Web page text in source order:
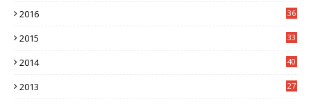
2016
36
2015
33
2014
40
2013
27